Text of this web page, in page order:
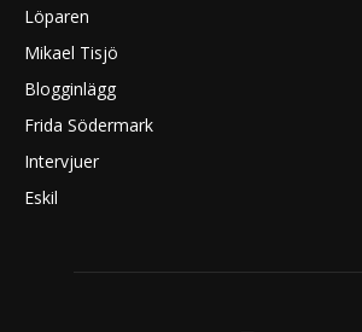
Löparen
Mikael Tisjö
Blogginlägg
Frida Södermark
Intervjuer
Eskil